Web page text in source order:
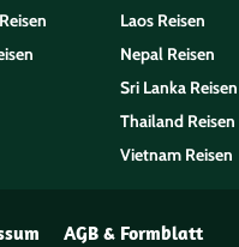
Laos Reisen
Nepal Reisen
Sri Lanka Reisen
Thailand Reisen
Vietnam Reisen
AGB & Formblatt